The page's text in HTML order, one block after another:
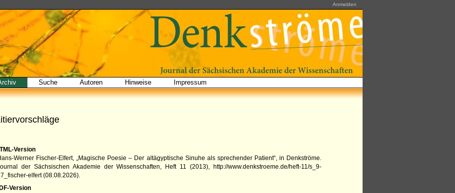
Anmelden
Suche Autoren Hinweise Impressum
Version
Werner Fischer-Elfert, „Magische Poesie – Der altägyptische Sinuhe als sprechender Patient“, in Denkströme.
der Sächsischen Akademie der Wissenschaften
Heft 11 (2013), http://www.denkstroeme.de/heft-11/s_9-
elfert(08.08.2026).
Version